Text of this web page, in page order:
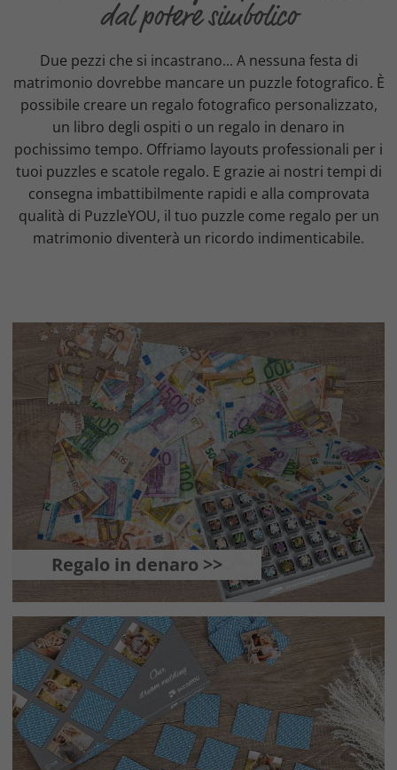
dal potere simbolico
Due pezzi che si incastrano... A nessuna festa di
matrimonio dovrebbe mancare un puzzle fotografico. È
possibile creare un regalo fotografico personalizzato,
un libro degli ospiti o un regalo in denaro in
pochissimo tempo. Offriamo layouts professionali per i
tuoi puzzles e scatole regalo. E grazie ai nostri tempi di
consegna imbattibilmente rapidi e alla comprovata
qualità di PuzzleYOU, il tuo puzzle come regalo per un
matrimonio diventerà un ricordo indimenticabile.
Regalo in denaro >>